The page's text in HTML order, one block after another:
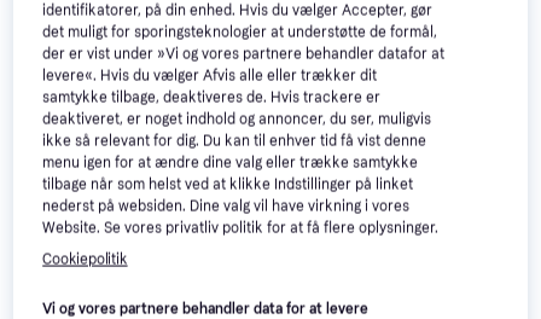
Roces Suede Eco Fur Sr
Kunstløberskøjte
769 kr.
4 butikker
Roces Paradise Eco Fur Sr
Kunstløberskøjte
679 kr.
4 butikker
identifikatorer, på din enhed. Hvis du vælger Accepter, gør
det muligt for sporingsteknologier at understøtte de formål,
der er vist under »Vi og vores partnere behandler datafor at
levere«. Hvis du vælger Afvis alle eller trækker dit
samtykke tilbage, deaktiveres de. Hvis trackere er
deaktiveret, er noget indhold og annoncer, du ser, muligvis
ikke så relevant for dig. Du kan til enhver tid få vist denne
menu igen for at ændre dine valg eller trække samtykke
tilbage når som helst ved at klikke Indstillinger på linket
nederst på websiden. Dine valg vil have virkning i vores
Website. Se vores privatliv politik for at få flere oplysninger.
Cookiepolitik
Vi og vores partnere behandler data for at levere